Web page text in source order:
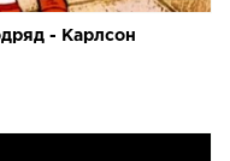
- Карлсон